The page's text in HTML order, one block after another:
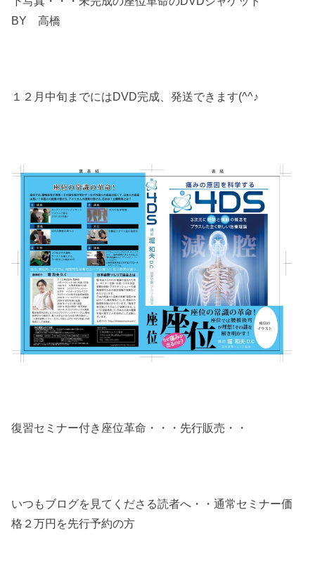
BY 高橋
１２月中旬までにはDVD完成、発送できます(^^♪
復習セミナー付き座位革命・・・先行販売・・
いつもブログを見てくださる読者へ・・通常セミナー価
格２万円を先行予約の方